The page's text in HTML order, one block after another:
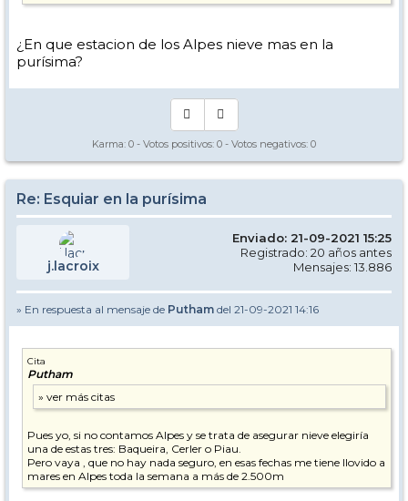
¿En que estacion de los Alpes nieve mas en la
purísima?
Karma: 0 - Votos positivos: 0 - Votos negativos: 0
Re: Esquiar en la purísima
j.lacroix
Enviado: 21-09-2021 15:25
Registrado: 20 años antes
Mensajes: 13.886
» En respuesta al mensaje de Putham del 21-09-2021 14:16
Cita
Putham
Pues yo, si no contamos Alpes y se trata de asegurar nieve elegiría
una de estas tres: Baqueira, Cerler o Piau.
Pero vaya , que no hay nada seguro, en esas fechas me tiene llovido a
mares en Alpes toda la semana a más de 2.500m